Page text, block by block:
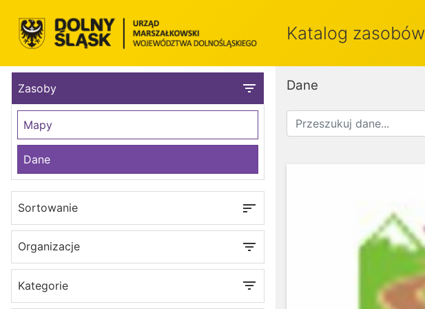
Katalog zasobów
Zasoby filter_list
Mapy
Dane
Sortowanie sort
Organizacje filter_list
Kategorie filter_list
Dane